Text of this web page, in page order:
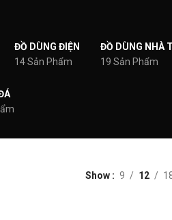
ĐỒ DÙNG ĐIỆN
14 Sản Phẩm
ĐỒ DÙNG NHÀ
19 Sản Phẩm
Show 9 12